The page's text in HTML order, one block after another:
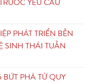
PHÁT TRIỂN BỀN
SINH THÁI TUẦN
PHÁ TỪ QUY